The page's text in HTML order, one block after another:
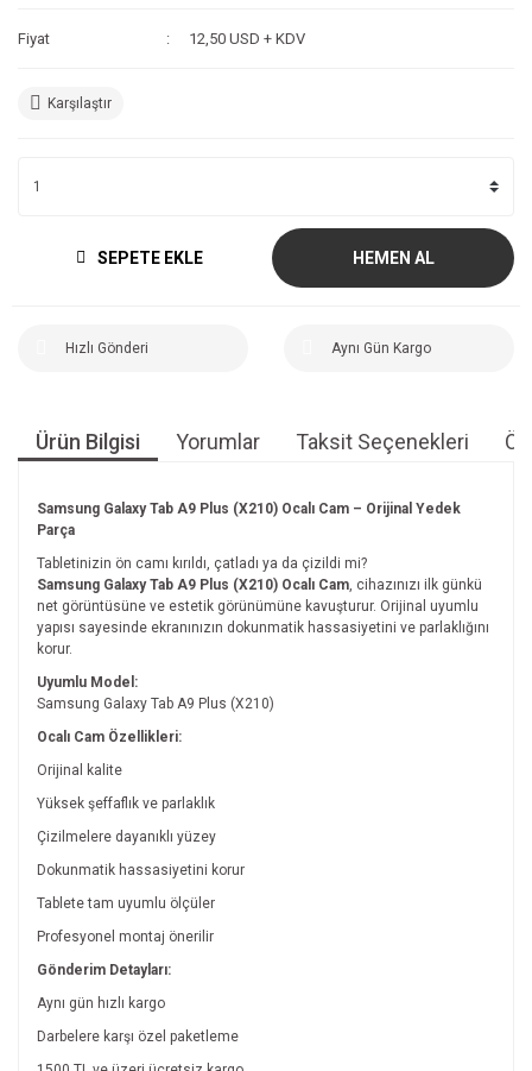
Fiyat 12,50 USD + KDV
Karşılaştır
SEPETE EKLE HEMEN AL
Hızlı Gönderi Aynı Gün Kargo
Ürün Bilgisi Yorumlar Taksit Seçenekleri
Samsung Galaxy Tab A9 Plus (X210) Ocalı Cam – Orijinal Yedek
Parça
Tabletinizin ön camı kırıldı, çatladı ya da çizildi mi?
Samsung Galaxy Tab A9 Plus (X210) Ocalı Cam, cihazınızı ilk günkü
net görüntüsüne ve estetik görünümüne kavuşturur. Orijinal uyumlu
yapısı sayesinde ekranınızın dokunmatik hassasiyetini ve parlaklığını
korur.
Uyumlu Model:
Samsung Galaxy Tab A9 Plus (X210)
Ocalı Cam Özellikleri:
Orijinal kalite
Yüksek şeffaflık ve parlaklık
Çizilmelere dayanıklı yüzey
Dokunmatik hassasiyetini korur
Tablete tam uyumlu ölçüler
Profesyonel montaj önerilir
Gönderim Detayları:
Aynı gün hızlı kargo
Darbelere karşı özel paketleme